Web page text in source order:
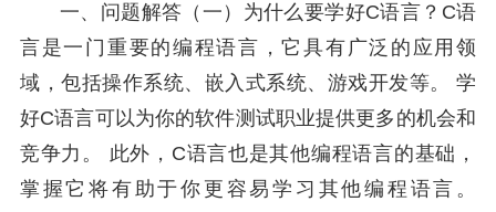
一、问题解答（一）为什么要学好C语言？C语
言是一门重要的编程语言，它具有广泛的应用领
域，包括操作系统、嵌入式系统、游戏开发等。 学
好C语言可以为你的软件测试职业提供更多的机会和
竞争力。 此外，C语言也是其他编程语言的基础，
掌握它将有助于你更容易学习其他编程语言。